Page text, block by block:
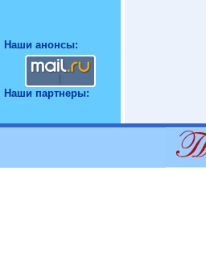
Наши анонсы:
Наши партнеры: